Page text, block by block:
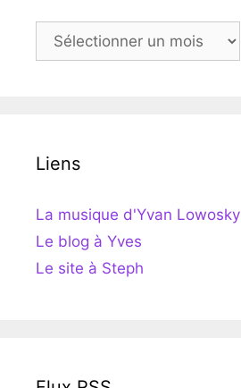
Archives
Liens
La musique d'Yvan Lowosky
Le blog à Yves
Le site à Steph